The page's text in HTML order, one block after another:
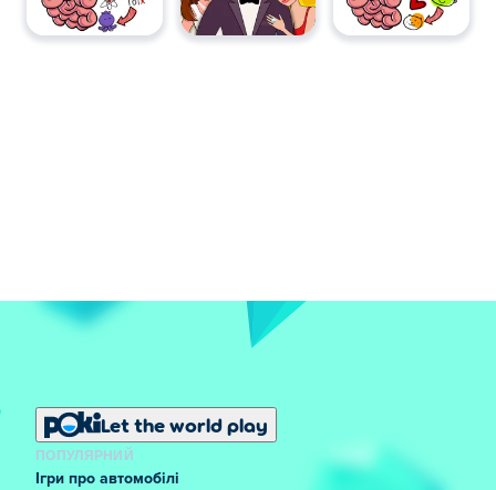
Let the world play
ПОПУЛЯРНИЙ
Ігри про автомобілі